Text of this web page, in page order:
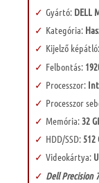
Gyártó: DELL
Kategória:
Kijelző képátló:
Felbontás:
Processzor:
Processzor
Memória:32
HDD/SSD:512
Videokártya:
Dell Precision